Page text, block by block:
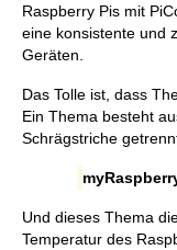
Raspberry Pis mit
eine konsistente und
Geräten.
Das Tolle ist, dass
Ein Thema besteht
Schrägstriche
Und dieses Thema
Temperatur des